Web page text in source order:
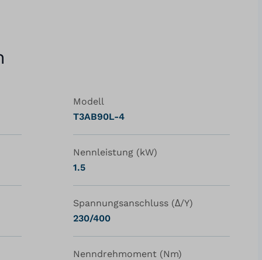
Modell
T3AB90L-4
Nennleistung (kW)
1.5
Spannungsanschluss (Δ/Y)
230/400
Nenndrehmoment (Nm)